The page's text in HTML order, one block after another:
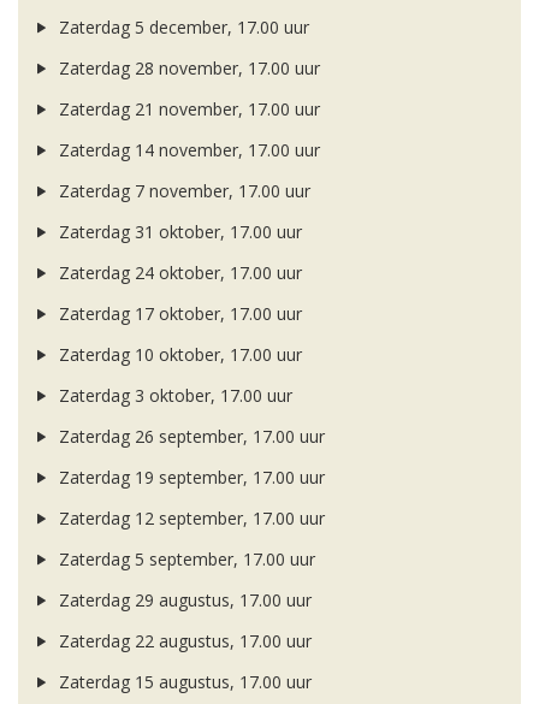
Zaterdag 5 december, 17.00 uur
Zaterdag 28 november, 17.00 uur
Zaterdag 21 november, 17.00 uur
Zaterdag 14 november, 17.00 uur
Zaterdag 7 november, 17.00 uur
Zaterdag 31 oktober, 17.00 uur
Zaterdag 24 oktober, 17.00 uur
Zaterdag 17 oktober, 17.00 uur
Zaterdag 10 oktober, 17.00 uur
Zaterdag 3 oktober, 17.00 uur
Zaterdag 26 september, 17.00 uur
Zaterdag 19 september, 17.00 uur
Zaterdag 12 september, 17.00 uur
Zaterdag 5 september, 17.00 uur
Zaterdag 29 augustus, 17.00 uur
Zaterdag 22 augustus, 17.00 uur
Zaterdag 15 augustus, 17.00 uur